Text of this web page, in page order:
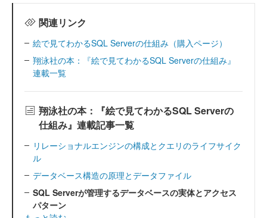
関連リンク
絵で見てわかるSQL Serverの仕組み（購入ページ）
翔泳社の本：『絵で見てわかるSQL Serverの仕組み』
連載一覧
翔泳社の本：『絵で見てわかるSQL Serverの
仕組み』連載記事一覧
リレーショナルエンジンの構成とクエリのライフサイク
ル
データベース構造の原理とデータファイル
SQL Serverが管理するデータベースの実体とアクセス
パターン